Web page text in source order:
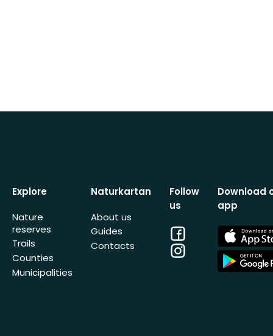
Explore
Nature
reserves
Trails
Counties
Municipalities
Naturkartan
About us
Guides
Contacts
Follow
us
Facebook
Instagram
Download
app
App
Store
App
Store